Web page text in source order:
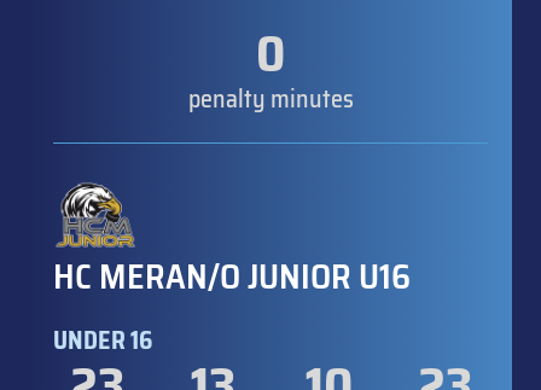
0
penalty minutes
HC MERAN/O JUNIOR U16
UNDER 16